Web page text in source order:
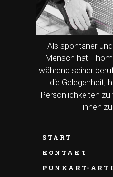
Als spontaner
Mensch hat
während seiner
die Gelegenheit,
Persönlichkeiten
ihnen zu
START
KONTAKT
PUNKART-